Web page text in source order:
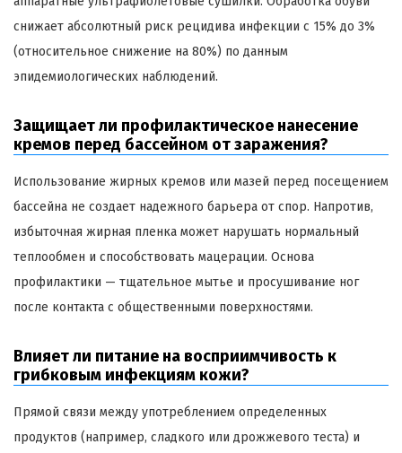
снижает абсолютный риск рецидива инфекции с 15% до 3%
(относительное снижение на 80%) по данным
эпидемиологических наблюдений.
Защищает ли профилактическое нанесение
кремов перед бассейном от заражения?
Использование жирных кремов или мазей перед посещением
бассейна не создает надежного барьера от спор. Напротив,
избыточная жирная пленка может нарушать нормальный
теплообмен и способствовать мацерации. Основа
профилактики — тщательное мытье и просушивание ног
после контакта с общественными поверхностями.
Влияет ли питание на восприимчивость к
грибковым инфекциям кожи?
Прямой связи между употреблением определенных
продуктов (например, сладкого или дрожжевого теста) и